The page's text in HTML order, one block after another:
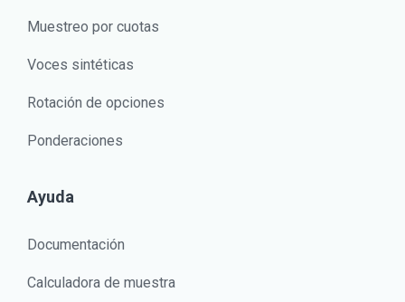
Muestreo por cuotas
Voces sintéticas
Rotación de opciones
Ponderaciones
Ayuda
Documentación
Calculadora de muestra